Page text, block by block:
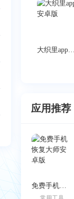
大织里app安卓版
应用推荐
免费手机恢复大师安卓版